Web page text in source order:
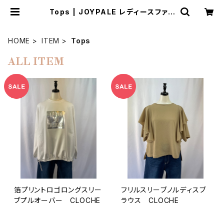
Tops | JOYPALE レディースファッ
HOME ITEM Tops
ALL ITEM
箔プリントロゴロングスリー
ブプルオーバー CLOCHE
フリルスリーブノルディスブ
ラウス CLOCHE